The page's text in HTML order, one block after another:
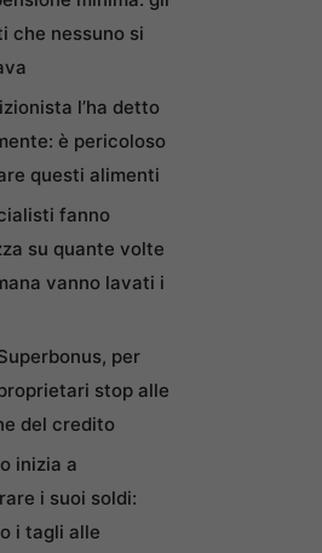
che nessuno si
l’ha detto
è pericoloso
questi alimenti
fanno
su quante volte
vanno lavati i
per
stop alle
del credito
inizia a
i suoi soldi:
i tagli alle